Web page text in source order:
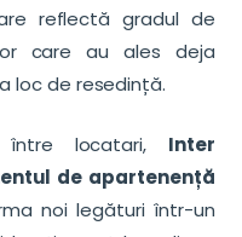
reflectă gradul de
care au ales deja
loc de resedință.
locatari, Inter
de apartenență
noi legături într-un